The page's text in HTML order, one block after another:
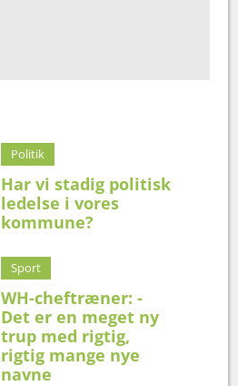
Politik
Har vi stadig politisk
ledelse i vores
kommune?
Sport
WH-cheftræner: -
Det er en meget ny
trup med rigtig,
rigtig mange nye
navne